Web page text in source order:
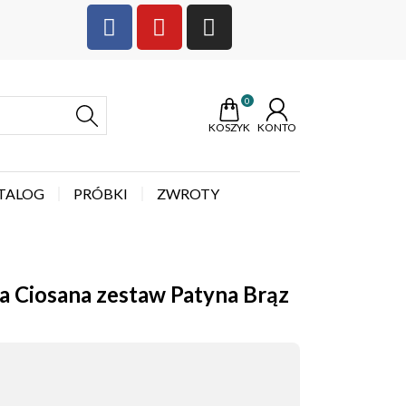
KOSZYK
0
KONTO
PRÓBKI ZWROTY
Ciosana zestaw Patyna Brąz